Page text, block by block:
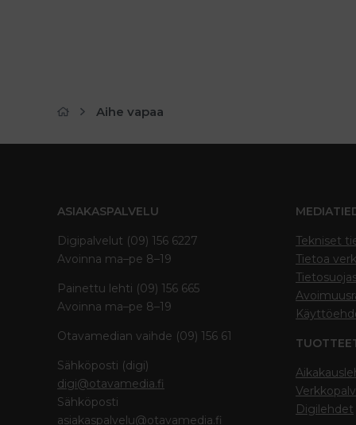
Aihe vapaa
ASIAKASPALVELU
Digipalvelut (09) 156 6227
Avoinna ma–pe 8–19
Painettu lehti (09) 156 665
Avoinna ma–pe 8–19
Otavamedian vaihde (09) 156 61
Sähköposti (digi)
digi@otavamedia.fi
Sähköposti
asiakaspalvelu@otavamedia.fi
Tekniset
Tietoa
Digilehdet